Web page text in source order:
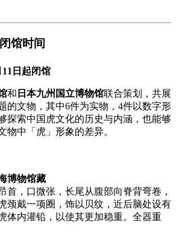
馆时间
11日起闭馆
和 日本九州国立博物馆联合策划，共展
的文物，其中6件为实物，4件以数字形
探索中国虎文化的历史与内涵，也能够
物中「虎」形象的差异。
博物馆藏
首，口微张，长尾从腹部向脊背弯卷，
颈戴一项圈，饰以贝纹，近后脑处设有
体内灌铅，以使其更加稳重。全器重